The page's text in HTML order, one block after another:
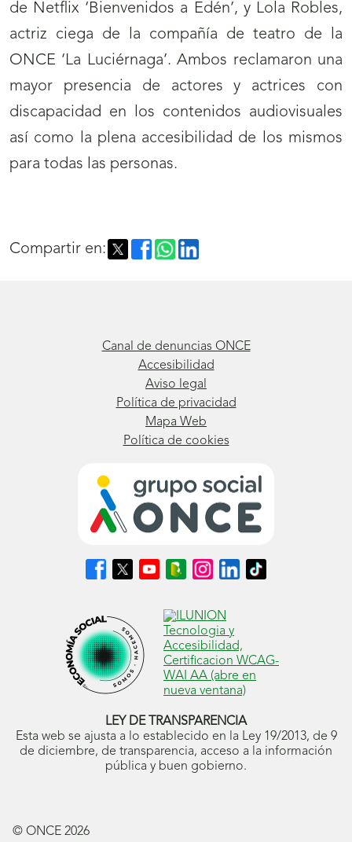
de Netflix ‘Bienvenidos a Edén’, y Lola Robles,
actriz ciega de la compañía de teatro de la
ONCE ‘La Luciérnaga’. Ambos reclamaron una
mayor presencia de actores y actrices con
discapacidad en los contenidos audiovisuales
así como la plena accesibilidad de los mismos
para todas las personas.
Compartir en:
Canal de denuncias ONCE
Accesibilidad
Aviso legal
Política de privacidad
Mapa Web
Política de cookies
Síguenos
en
abrirá
en
ventana
nueva)
Síguenos
en
abrirá
en
ventana
nueva)
Síguenos
en
abrirá
en
ventana
nueva)
Síguenos
en
Blog
ONCE
(se
abrirá
en
ventana
nueva)
Síguenos
en
(se
abrirá
en
ventana
nueva)
Síguenos
en
(se
abrirá
en
ventana
nueva)
Síguenos
en
ventana
nueva)
LEY DE TRANSPARENCIA
Esta web se ajusta a lo establecido en la Ley 19/2013, de 9
de diciembre, de transparencia, acceso a la información
pública y buen gobierno.
© ONCE 2026